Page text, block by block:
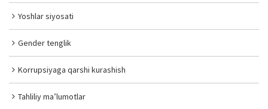
Yoshlar siyosati
Gender tenglik
Korrupsiyaga qarshi kurashish
Tahliliy ma’lumotlar